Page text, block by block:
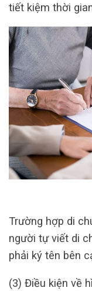
tiết kiệm thời
Trường hợp di
người tự viết di
phải ký tên bên
(3) Điều kiện về